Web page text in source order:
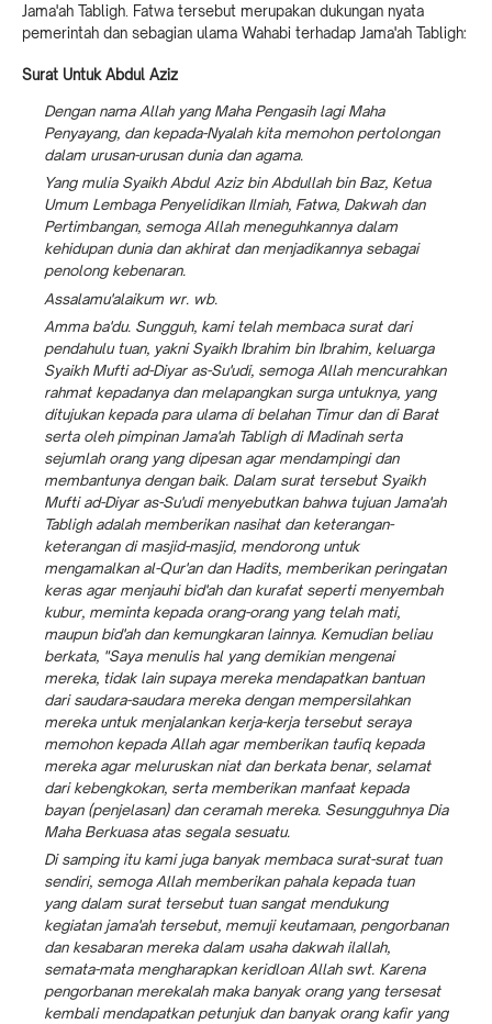
Jama'ah Tabligh. Fatwa tersebut merupakan dukungan nyata
pemerintah dan sebagian ulama Wahabi terhadap Jama'ah Tabligh:
Surat Untuk Abdul Aziz
Dengan nama Allah yang Maha Pengasih lagi Maha
Penyayang, dan kepada-Nyalah kita memohon pertolongan
dalam urusan-urusan dunia dan agama.
Yang mulia Syaikh Abdul Aziz bin Abdullah bin Baz, Ketua
Umum Lembaga Penyelidikan Ilmiah, Fatwa, Dakwah dan
Pertimbangan, semoga Allah meneguhkannya dalam
kehidupan dunia dan akhirat dan menjadikannya sebagai
penolong kebenaran.
Assalamu'alaikum wr. wb.
Amma ba'du. Sungguh, kami telah membaca surat dari
pendahulu tuan, yakni Syaikh Ibrahim bin Ibrahim, keluarga
Syaikh Mufti ad-Diyar as-Su'udi, semoga Allah mencurahkan
rahmat kepadanya dan melapangkan surga untuknya, yang
ditujukan kepada para ulama di belahan Timur dan di Barat
serta oleh pimpinan Jama'ah Tabligh di Madinah serta
sejumlah orang yang dipesan agar mendampingi dan
membantunya dengan baik. Dalam surat tersebut Syaikh
Mufti ad-Diyar as-Su'udi menyebutkan bahwa tujuan Jama'ah
Tabligh adalah memberikan nasihat dan keterangan-
keterangan di masjid-masjid, mendorong untuk
mengamalkan al-Qur'an dan Hadits, memberikan peringatan
keras agar menjauhi bid'ah dan kurafat seperti menyembah
kubur, meminta kepada orang-orang yang telah mati,
maupun bid'ah dan kemungkaran lainnya. Kemudian beliau
berkata, "Saya menulis hal yang demikian mengenai
mereka, tidak lain supaya mereka mendapatkan bantuan
dari saudara-saudara mereka dengan mempersilahkan
mereka untuk menjalankan kerja-kerja tersebut seraya
memohon kepada Allah agar memberikan taufiq kepada
mereka agar meluruskan niat dan berkata benar, selamat
dari kebengkokan, serta memberikan manfaat kepada
bayan (penjelasan) dan ceramah mereka. Sesungguhnya Dia
Maha Berkuasa atas segala sesuatu.
Di samping itu kami juga banyak membaca surat-surat tuan
sendiri, semoga Allah memberikan pahala kepada tuan
yang dalam surat tersebut tuan sangat mendukung
kegiatan jama'ah tersebut, memuji keutamaan, pengorbanan
dan kesabaran mereka dalam usaha dakwah ilallah,
semata-mata mengharapkan keridloan Allah swt. Karena
pengorbanan merekalah maka banyak orang yang tersesat
kembali mendapatkan petunjuk dan banyak orang kafir yang